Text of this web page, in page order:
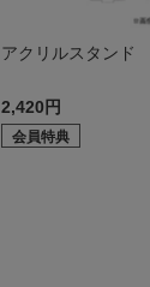
アクリルスタンド
2,420円
会員特典